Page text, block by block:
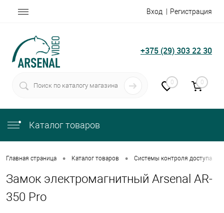
Вход Регистрация
+375 (29) 303 22 30
0 0
Каталог товаров
Главная страница • Каталог товаров • Системы контроля доступа
Замок электромагнитный Arsenal AR-
350 Pro